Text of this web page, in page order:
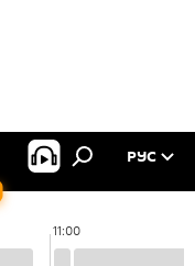
РУС
11:00